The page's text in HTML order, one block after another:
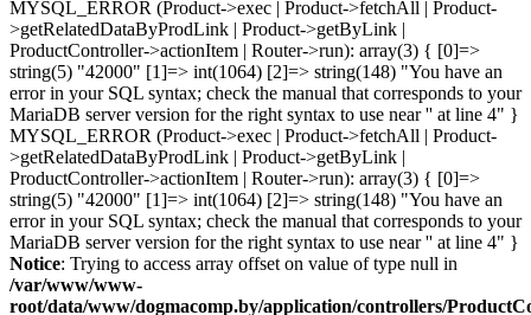
MYSQL_ERROR (Product->exec | Product->fetchAll | Product-
>getRelatedDataByProdLink | Product->getByLink |
ProductController->actionItem | Router->run): array(3) { [0]=>
string(5) "42000" [1]=> int(1064) [2]=> string(148) "You have an
error in your SQL syntax; check the manual that corresponds to your
MariaDB server version for the right syntax to use near '' at line 4" }
MYSQL_ERROR (Product->exec | Product->fetchAll | Product-
>getRelatedDataByProdLink | Product->getByLink |
ProductController->actionItem | Router->run): array(3) { [0]=>
string(5) "42000" [1]=> int(1064) [2]=> string(148) "You have an
error in your SQL syntax; check the manual that corresponds to your
MariaDB server version for the right syntax to use near '' at line 4" }
Notice: Trying to access array offset on value of type null in
/var/www/www-
root/data/www/dogmacomp.by/application/controllers/